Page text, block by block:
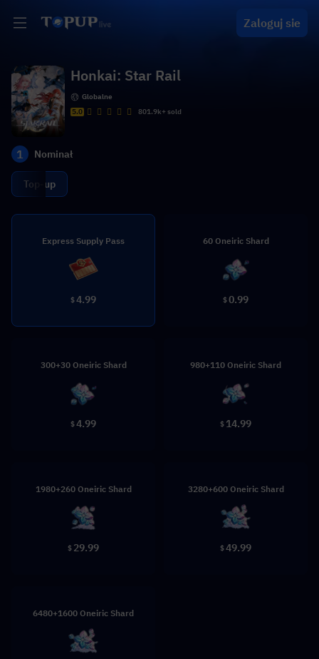
Zaloguj sie
Honkai: Star Rail
Globalne
5.0
801.9k+ sold
1 Nominał
Top-up
Express Supply Pass
$4.99
60 Oneiric Shard
$0.99
300+30 Oneiric Shard
$4.99
980+110 Oneiric Shard
$ 14.99
1980+260 Oneiric Shard
$ 29.99
3280+600 Oneiric Shard
$49.99
6480+1600 Oneiric Shard